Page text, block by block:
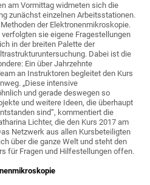
am Vormittag widmeten sich die
zunächst einzelnen Arbeitsstationen.
der Elektronenmikroskopie.
sie eigene Fragestellungen
in der breiten Palette der
Dabei ist die
Ein über Jahrzehnte
an Instruktoren begleitet den Kurs
„Diese intensive
und gerade deswegen so
und weitere Ideen, die überhaupt
sind“, kommentiert die
Lichter, die den Kurs 2017 am
Netzwerk aus allen Kursbeteiligten
über die ganze Welt und steht den
für Fragen und Hilfestellungen offen.